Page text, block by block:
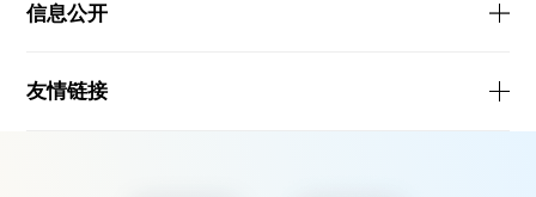
信息公开
友情链接